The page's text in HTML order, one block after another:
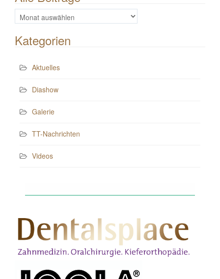
Alle
Beiträge
Kategorien
Aktuelles
Diashow
Galerie
TT-Nachrichten
Videos